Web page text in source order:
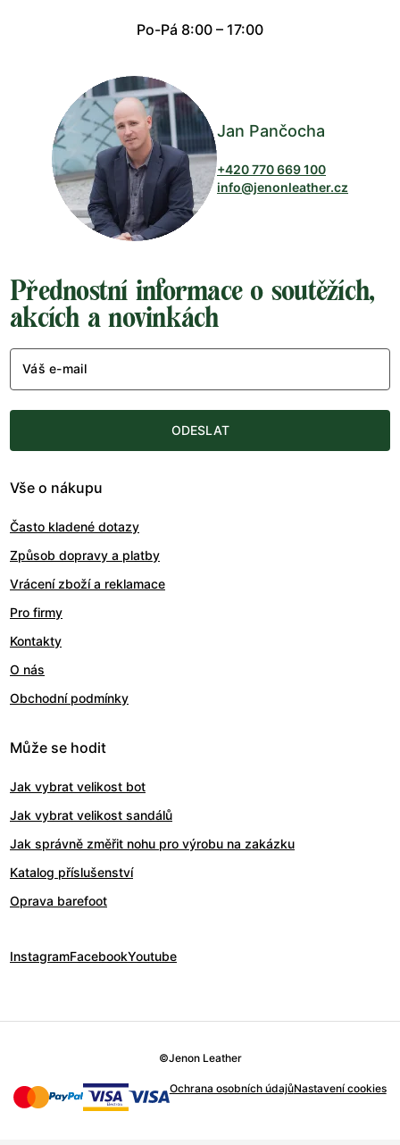
Po-Pá 8:00 – 17:00
Jan Pančocha
+420 770 669 100
info@jenonleather.cz
Přednostní informace o soutěžích,
akcích a novinkách
Váš e-mail
ODESLAT
Vše o nákupu
Často kladené dotazy
Způsob dopravy a platby
Vrácení zboží a reklamace
Pro firmy
Kontakty
O nás
Obchodní podmínky
Může se hodit
Jak vybrat velikost bot
Jak vybrat velikost sandálů
Jak správně změřit nohu pro výrobu na zakázku
Katalog příslušenství
Oprava barefoot
InstagramFacebookYoutube
©Jenon Leather
Ochrana osobních údajůNastavení cookies